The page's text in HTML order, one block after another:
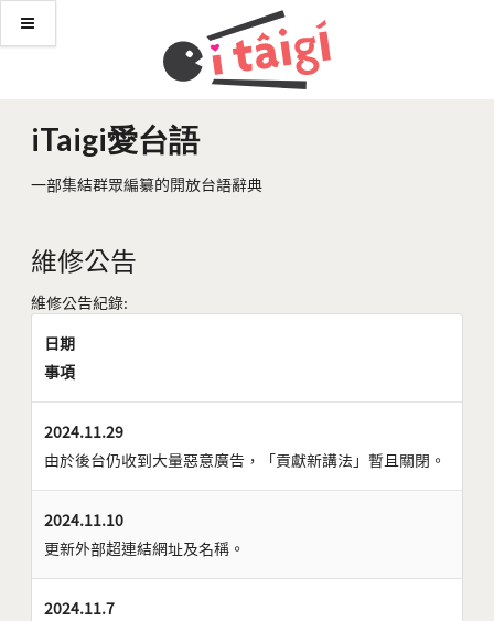
iTaigi愛台語
一部集結群眾編纂的開放台語辭典
維修公告
維修公告紀錄:
日期
事項
2024.11.29
由於後台仍收到大量惡意廣告，「貢獻新講法」暫且關閉。
2024.11.10
更新外部超連結網址及名稱。
2024.11.7